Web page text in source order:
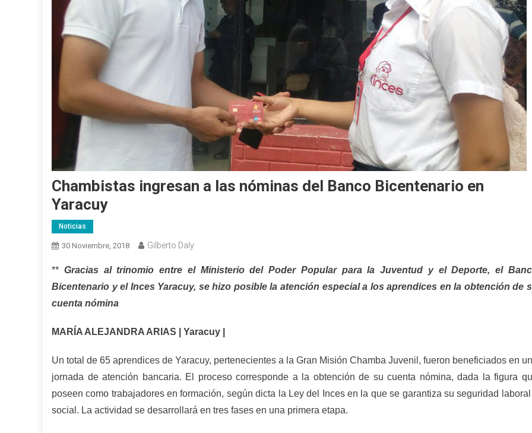
Chambistas ingresan a las nóminas del Banco Bicentenario en
Yaracuy
Noticias
30 Noviembre, 2018 Gilberto Daly
** Gracias al trinomio entre el Ministerio del Poder Popular para la Juventud y el Deporte, el
Bicentenario y el Inces Yaracuy, se hizo posible la atención especial a los aprendices en la obtención de
cuenta nómina
MARÍA ALEJANDRA ARIAS | Yaracuy |
Un total de 65 aprendices de Yaracuy, pertenecientes a la Gran Misión Chamba Juvenil, fueron beneficiados en
jornada de atención bancaria. El proceso corresponde a la obtención de su cuenta nómina, dada la figura
poseen como trabajadores en formación, según dicta la Ley del Inces en la que se garantiza su seguridad
social. La actividad se desarrollará en tres fases en una primera etapa.